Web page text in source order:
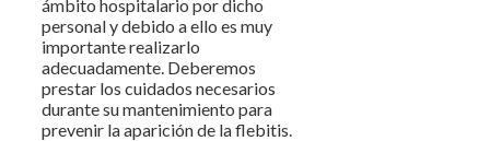
ámbito hospitalario por dicho
personal y debido a ello es muy
importante realizarlo
adecuadamente. Deberemos
prestar los cuidados necesarios
durante su mantenimiento para
prevenir la aparición de la flebitis.